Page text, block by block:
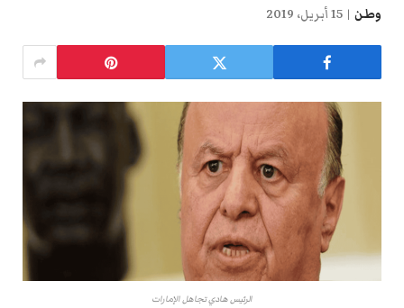
وطن 15 أبريل، 2019
الرئيس هادي تجاهل الإمارات